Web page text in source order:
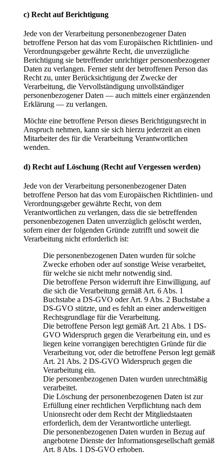
c) Recht auf Berichtigung
Jede von der Verarbeitung personenbezogener Daten
betroffene Person hat das vom Europäischen Richtlinien- und
Verordnungsgeber gewährte Recht, die unverzügliche
Berichtigung sie betreffender unrichtiger personenbezogener
Daten zu verlangen. Ferner steht der betroffenen Person das
Recht zu, unter Berücksichtigung der Zwecke der
Verarbeitung, die Vervollständigung unvollständiger
personenbezogener Daten — auch mittels einer ergänzenden
Erklärung — zu verlangen.
Möchte eine betroffene Person dieses Berichtigungsrecht in
Anspruch nehmen, kann sie sich hierzu jederzeit an einen
Mitarbeiter des für die Verarbeitung Verantwortlichen
wenden.
d) Recht auf Löschung (Recht auf Vergessen werden)
Jede von der Verarbeitung personenbezogener Daten
betroffene Person hat das vom Europäischen Richtlinien- und
Verordnungsgeber gewährte Recht, von dem
Verantwortlichen zu verlangen, dass die sie betreffenden
personenbezogenen Daten unverzüglich gelöscht werden,
sofern einer der folgenden Gründe zutrifft und soweit die
Verarbeitung nicht erforderlich ist:
Die personenbezogenen Daten wurden für solche
Zwecke erhoben oder auf sonstige Weise verarbeitet,
für welche sie nicht mehr notwendig sind.
Die betroffene Person widerruft ihre Einwilligung, auf
die sich die Verarbeitung gemäß Art. 6 Abs. 1
Buchstabe a DS-GVO oder Art. 9 Abs. 2 Buchstabe a
DS-GVO stützte, und es fehlt an einer anderweitigen
Rechtsgrundlage für die Verarbeitung.
Die betroffene Person legt gemäß Art. 21 Abs. 1 DS-
GVO Widerspruch gegen die Verarbeitung ein, und es
liegen keine vorrangigen berechtigten Gründe für die
Verarbeitung vor, oder die betroffene Person legt gemäß
Art. 21 Abs. 2 DS-GVO Widerspruch gegen die
Verarbeitung ein.
Die personenbezogenen Daten wurden unrechtmäßig
verarbeitet.
Die Löschung der personenbezogenen Daten ist zur
Erfüllung einer rechtlichen Verpflichtung nach dem
Unionsrecht oder dem Recht der Mitgliedstaaten
erforderlich, dem der Verantwortliche unterliegt.
Die personenbezogenen Daten wurden in Bezug auf
angebotene Dienste der Informationsgesellschaft gemäß
Art. 8 Abs. 1 DS-GVO erhoben.